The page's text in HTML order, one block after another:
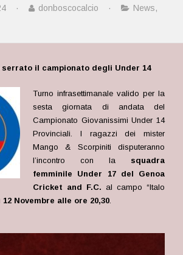
· donboscocalcio · News,
il campionato degli Under 14
Turno infrasettimanale valido per la
sesta giornata di andata del
Campionato Giovanissimi Under 14
Provinciali. I ragazzi dei mister
Mango & Scorpiniti disputeranno
l’incontro con la squadra
femminile Under 17 del Genoa
Cricket and F.C.al campo “Italo
Novembre alle ore 20,30.